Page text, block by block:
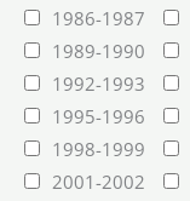
1986-1987
1989-1990
1992-1993
1995-1996
1998-1999
2001-2002